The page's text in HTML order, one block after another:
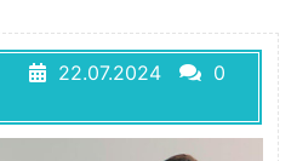
22.07.2024
0